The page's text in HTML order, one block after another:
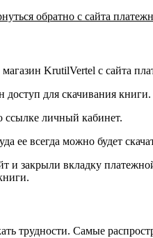
обратно с сайта
KrutilVertel с сайта
доступ для скачивания книги.
ссылке личный кабинет.
ее всегда можно будет
и закрыли вкладку
трудности. Самые